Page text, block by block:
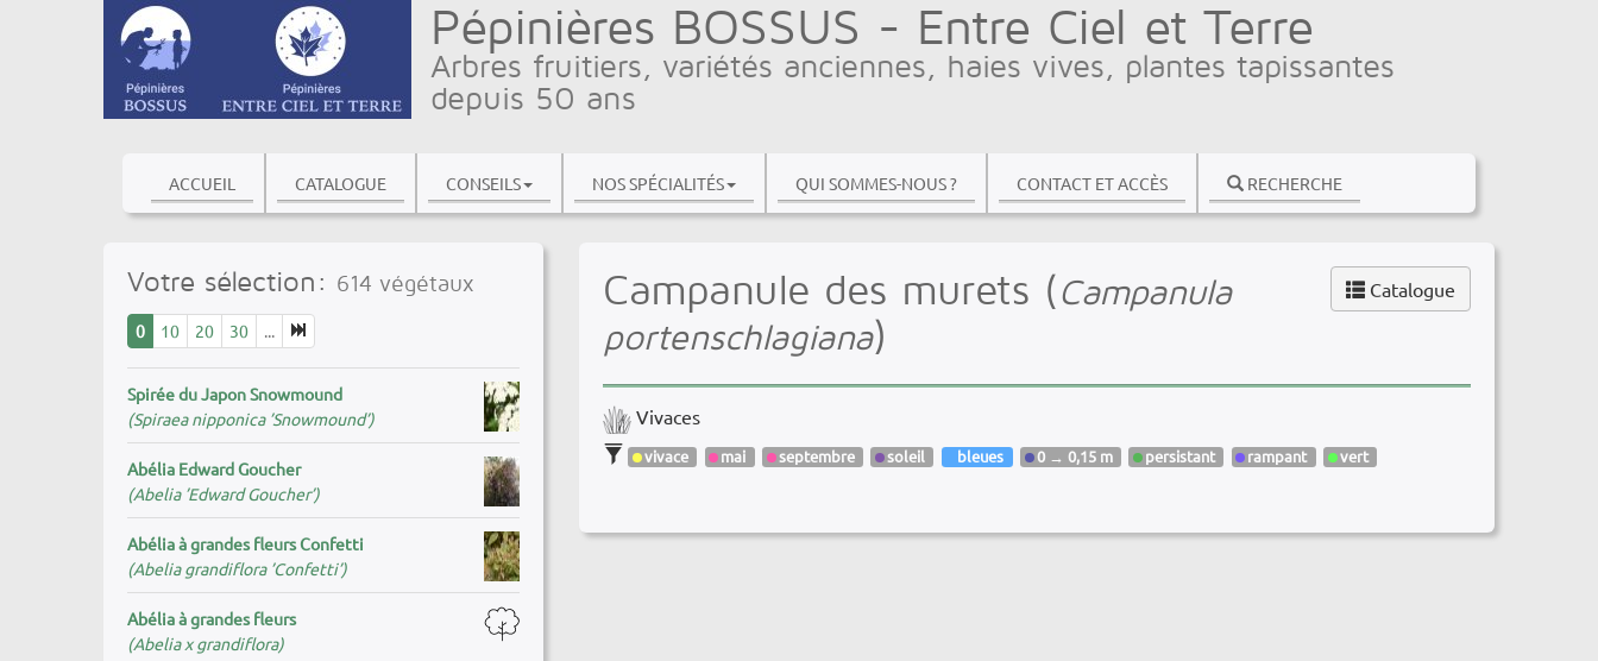
Pépinières BOSSUS - Entre Ciel et Terre
Arbres fruitiers, variétés anciennes, haies vives, plantes tapissantes
depuis 50 ans
ACCUEIL CATALOGUE CONSEILS NOS SPÉCIALITÉS QUI SOMMES-NOUS ? CONTACT ET ACCÈS RECHERCHE
Votre sélection: 614 végétaux
0 10 20 30
Spirée du Japon Snowmound
(Spiraea nipponica ’Snowmound’)
Abélia Edward Goucher
(Abelia ’Edward Goucher’)
Abélia à grandes fleurs Confetti
(Abelia grandiflora ’Confetti’)
Abélia à grandes fleurs
(Abelia x grandiflora)
Catalogue
Campanule des murets (Campanula
portenschlagiana)
Vivaces
vivace mai septembre soleil bleues 0 → 0,15 m persistant rampant vert